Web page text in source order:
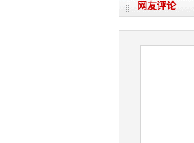
网友评论